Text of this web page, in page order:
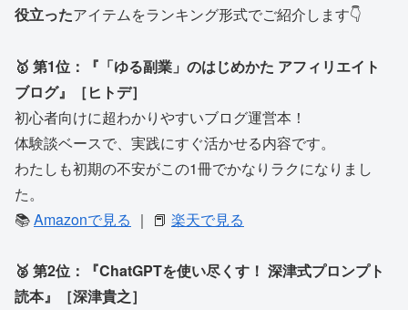
役立ったアイテムをランキング形式でご紹介します👇
🥇 第1位：『「ゆる副業」のはじめかた アフィリエイト
ブログ』［ヒトデ］
初心者向けに超わかりやすいブログ運営本！
体験談ベースで、実践にすぐ活かせる内容です。
わたしも初期の不安がこの1冊でかなりラクになりまし
た。
📚Amazonで見る ｜ 📕 楽天で見る
🥈 第2位：『ChatGPTを使い尽くす！ 深津式プロンプト
読本』［深津貴之］